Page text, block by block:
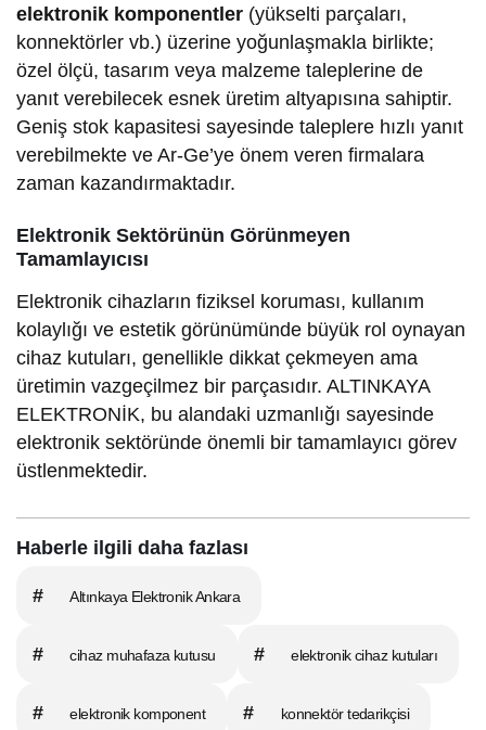
elektronik komponentler (yükselti parçaları,
konnektörler vb.) üzerine yoğunlaşmakla birlikte;
özel ölçü, tasarım veya malzeme taleplerine de
yanıt verebilecek esnek üretim altyapısına sahiptir.
Geniş stok kapasitesi sayesinde taleplere hızlı yanıt
verebilmekte ve Ar-Ge’ye önem veren firmalara
zaman kazandırmaktadır.
Elektronik Sektörünün Görünmeyen
Tamamlayıcısı
Elektronik cihazların fiziksel koruması, kullanım
kolaylığı ve estetik görünümünde büyük rol oynayan
cihaz kutuları, genellikle dikkat çekmeyen ama
üretimin vazgeçilmez bir parçasıdır. ALTINKAYA
ELEKTRONİK, bu alandaki uzmanlığı sayesinde
elektronik sektöründe önemli bir tamamlayıcı görev
üstlenmektedir.
Haberle ilgili daha fazlası
# Altınkaya Elektronik Ankara
# cihaz muhafaza kutusu # elektronik cihaz kutuları
# elektronik komponent # konnektör tedarikçisi